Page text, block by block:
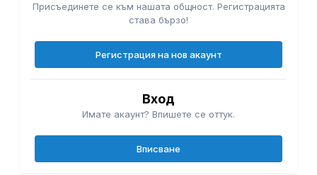
Присъединете се към нашата общност. Регистрацията
става бързо!
Регистрация на нов акаунт
Вход
Имате акаунт? Впишете се оттук.
Вписване